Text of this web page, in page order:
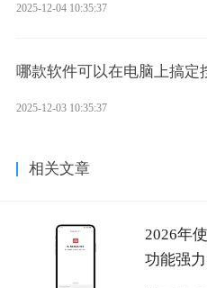
2025-12-04 10:35:37
哪款软件可以在电脑上搞定
2025-12-03 10:35:37
相关文章
2026年
功能强